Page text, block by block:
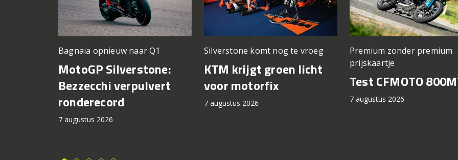
Bagnaia opnieuw naar Q1
MotoGP Silverstone:
Bezzecchi verpulvert
ronderecord
7 augustus 2026
Silverstone komt nog te vroeg
KTM krijgt groen licht
voor motorfix
7 augustus 2026
Premium zonder premium
prijskaartje
Test CFMOTO
7 augustus 2026